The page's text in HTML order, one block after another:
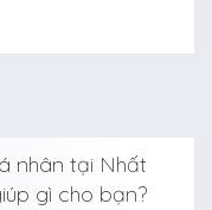
nhân tại Nhất
gì cho bạn?